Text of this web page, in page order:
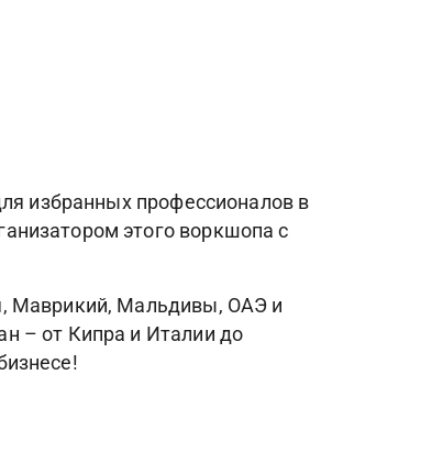
избранных профессионалов в
этого воркшопа с
Маврикий, Мальдивы, ОАЭ и
– от Кипра и Италии до